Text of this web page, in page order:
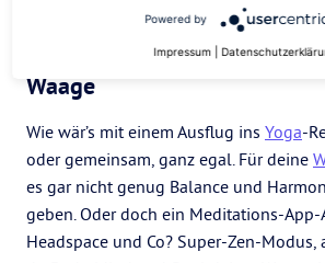
Waage
Wie wär’s mit einem Ausflug ins Yoga-
oder gemeinsam, ganz egal. Für deine
es gar nicht genug Balance und
geben. Oder doch ein Meditations-App-
Headspace und Co? Super-Zen-
Powered by
Impressum